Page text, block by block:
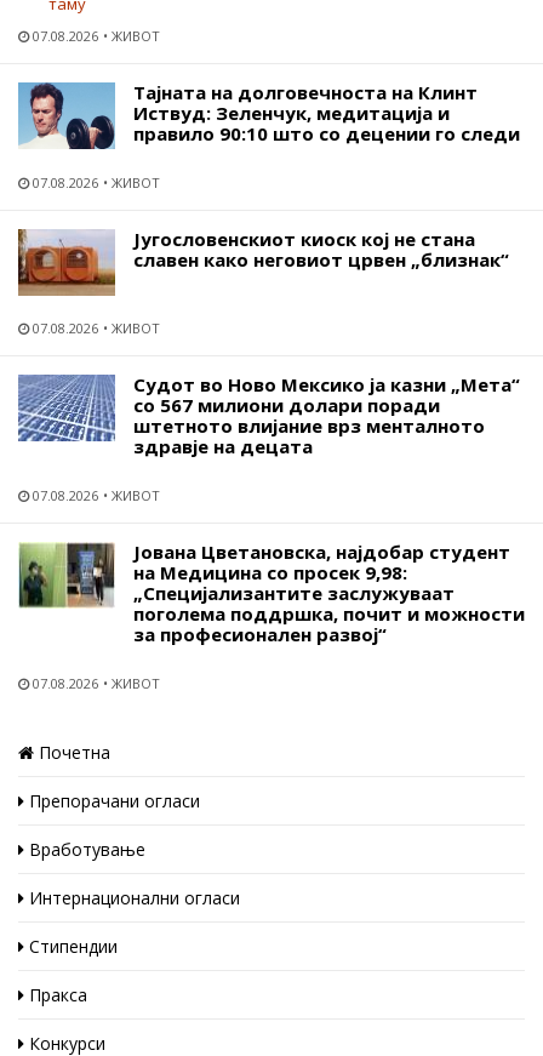
07.08.2026 ЖИВОТ
Тајната на долговечноста на Клинт
Иствуд: Зеленчук, медитација и
правило 90:10 што со децении го следи
07.08.2026 ЖИВОТ
Југословенскиот киоск кој не стана
славен како неговиот црвен „близнак“
07.08.2026 ЖИВОТ
Судот во Ново Мексико ја казни „Мета“
со 567 милиони долари поради
штетното влијание врз менталното
здравје на децата
07.08.2026 ЖИВОТ
Јована Цветановска, најдобар студент
на Медицина со просек 9,98:
„Специјализантите заслужуваат
поголема поддршка, почит и можности
за професионален развој“
07.08.2026 ЖИВОТ
Почетна
Препорачани огласи
Вработување
Интернационални огласи
Стипендии
Пракса
Конкурси